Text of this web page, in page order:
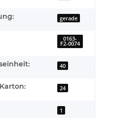
gerade
0163-
F2-0074
40
24
1